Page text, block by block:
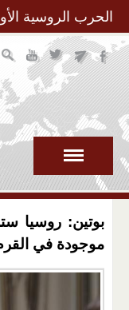
الحرب الروسية
بوتين: روسيا
موجودة في